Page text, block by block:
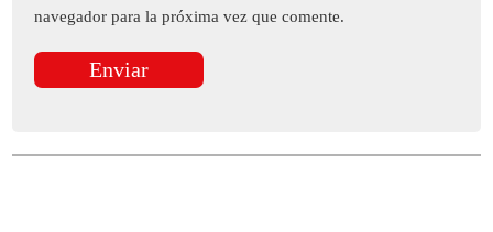
navegador para la próxima vez que comente.